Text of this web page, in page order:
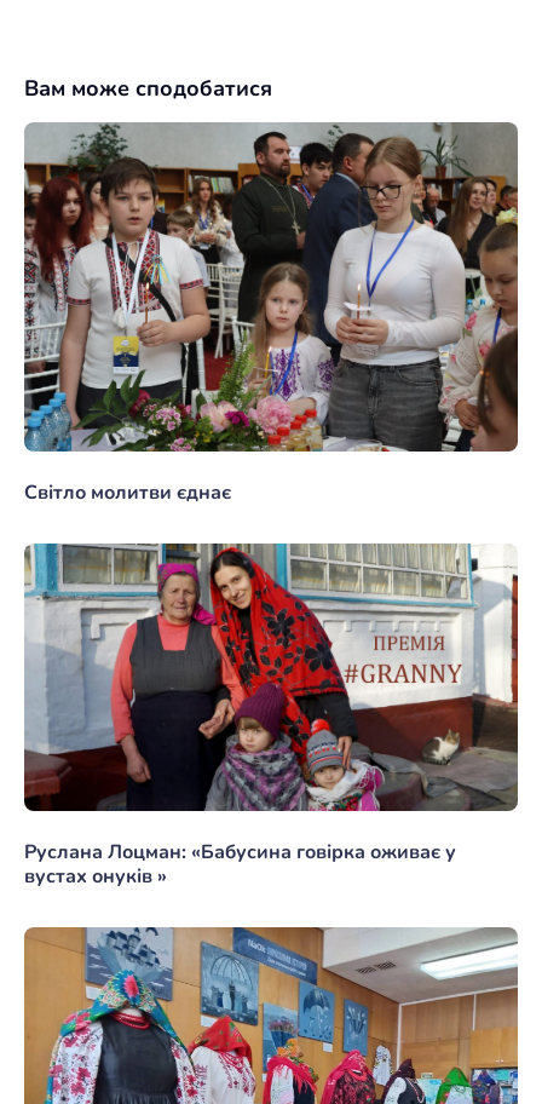
Вам може сподобатися
Світло молитви єднає
Руслана Лоцман: «Бабусина говірка оживає у
вустах онуків »